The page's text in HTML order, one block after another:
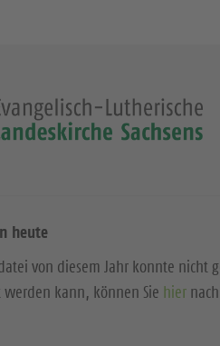
heute
von diesem Jahr konnte nicht
werden kann, können Sie hier